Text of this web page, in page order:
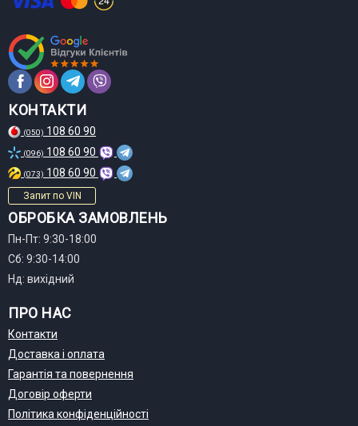
КОНТАКТИ
(050) 108 60 90
(096) 108 60 90
(073) 108 60 90
Запит по VIN
ОБРОБКА ЗАМОВЛЕНЬ
Пн-Пт: 9:30-18:00
Сб: 9:30-14:00
Нд: вихідний
ПРО НАС
Контакти
Доставка і оплата
Гарантія та повернення
Договір оферти
Політика конфіденційності